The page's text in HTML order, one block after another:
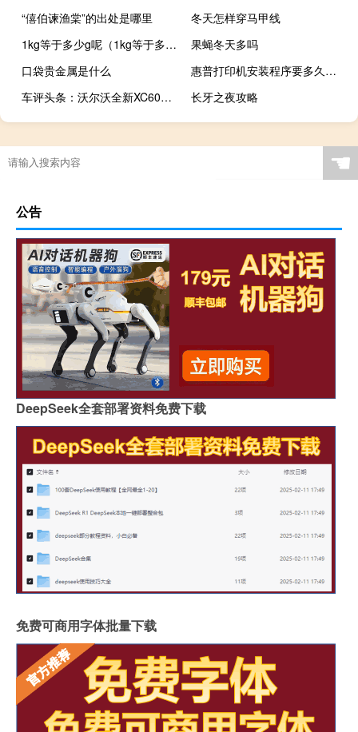
“僖伯谏渔棠”的出处是哪里
冬天怎样穿马甲线
1kg等于多少g呢（1kg等于多少g）
果蝇冬天多吗
口袋贵金属是什么
惠普打印机安装程序要多久（惠普打印机安装程序）
车评头条：沃尔沃全新XC60自动驾驶辅助系统深度体验
长牙之夜攻略
☚
公告
DeepSeek全套部署资料免费下载
免费可商用字体批量下载